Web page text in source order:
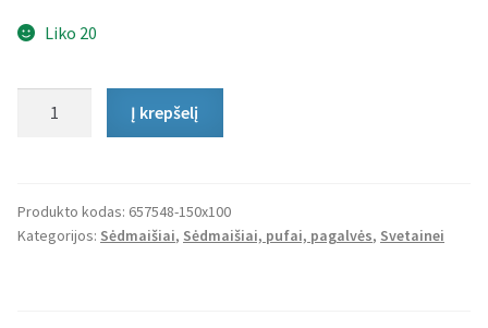
Liko 20
Indoor
Į krepšelį
Produkto kodas: 657548-150x100
Kategorijos: Sėdmaišiai, Sėdmaišiai, pufai, pagalvės, Svetainei